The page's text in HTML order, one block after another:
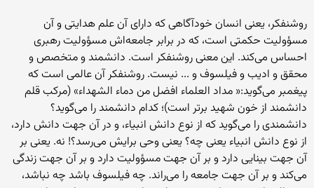
روشنفکر، یعنی انسان خودآگاهی که دارای آن علم هدایتی و آن
مسؤولیت حکمتی است، که در برابر جامعه‌اش مسؤولیت رهبری
احساس می‌کند. این معنی روشنفکر است. دانشمند و متخصص و
محقق و ادیب و فیلسوف و ... نیست. روشنفکر آن عالمی است که
پیغمبر می‌گوید:« مداد العلماء افضل من دماء الشهداء» (مرکب قلم
دانشمند از خون شهید برتر است)؛ کدام دانشمند را می‌گوید؟
دانشمندی را می‌گوید که از نوع دانش انبیاء، و در آن جهت دانش دارد،
از نوع دانش انبیاء یعنی چه؟ یعنی وحی برایش می‌رسد؟! نه. یعنی بر
آن جهت بینایی دارد و بر آن جهت مسؤولیت دارد و بر آن جهت زندگی
می‌کند و بر آن جهت جامعه را می‌راند. چه فیلسوف باشد چه نباشد،